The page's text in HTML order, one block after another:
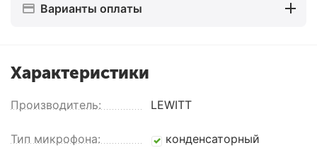
Варианты оплаты
Характеристики
Производитель: LEWITT
Тип микрофона: конденсаторный